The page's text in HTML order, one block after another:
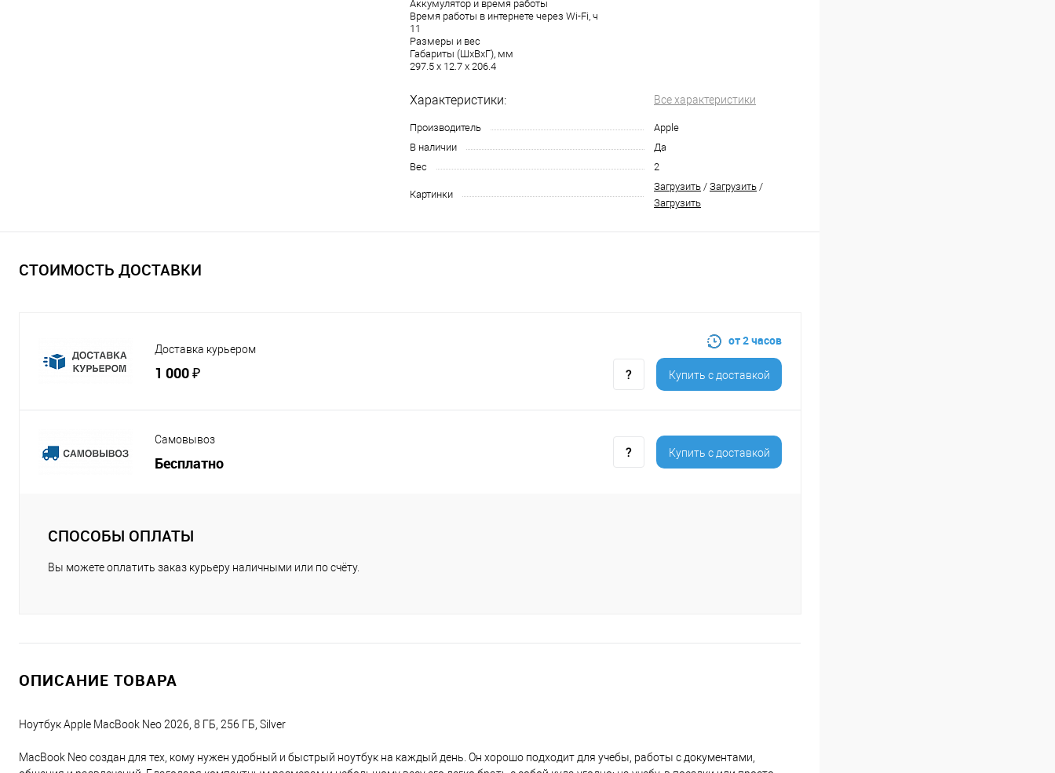
Аккумулятор и время работы
Время работы в интернете через Wi-Fi, ч
11
Размеры и вес
Габариты (ШxВxГ), мм
297.5 x 12.7 x 206.4
Характеристики: Все характеристики
Производитель
Apple
В наличии
Да
Вес
2
Картинки
Загрузить / Загрузить /
Загрузить
СТОИМОСТЬ ДОСТАВКИ
Доставка курьером
1 000 ₽
от 2 часов
Купить c доставкой
Самовывоз
Бесплатно
Купить c доставкой
СПОСОБЫ ОПЛАТЫ
Вы можете оплатить заказ курьеру наличными или по счёту.
ОПИСАНИЕ ТОВАРА
Ноутбук Apple MacBook Neo 2026, 8 ГБ, 256 ГБ, Silver
MacBook Neo создан для тех, кому нужен удобный и быстрый ноутбук на каждый день. Он хорошо подходит для учебы, работы с документами,